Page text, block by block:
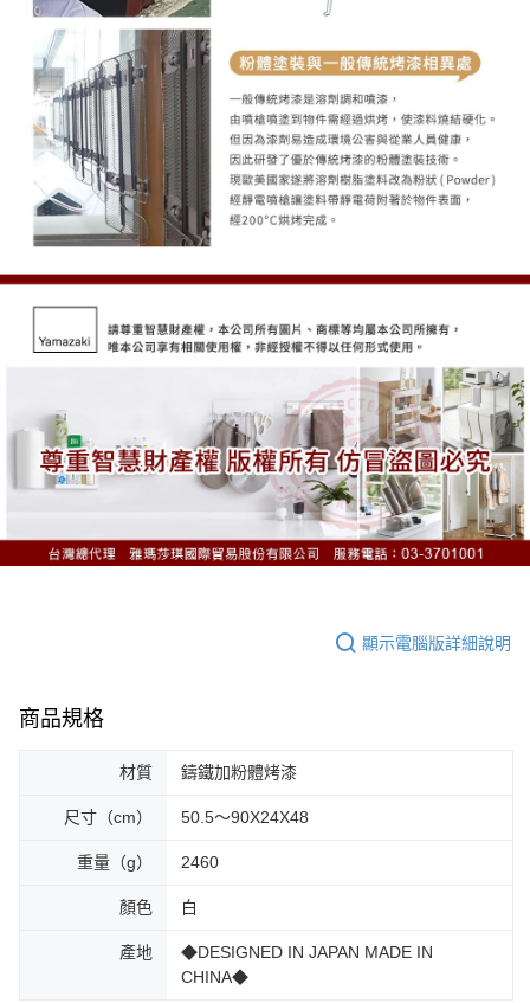
顯示電腦版詳細說明
商品規格
材質 鑄鐵加粉體烤漆
尺寸（cm） 50.5～90X24X48
重量（g） 2460
顏色 白
產地
◆DESIGNED IN JAPAN MADE IN
CHINA◆